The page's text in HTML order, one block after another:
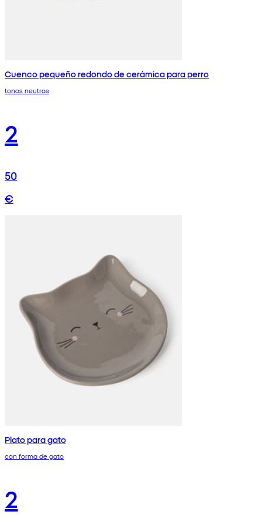
Cuenco pequeño redondo de cerámica para perro
tonos neutros
2
50
€
Plato para gato
con forma de gato
2